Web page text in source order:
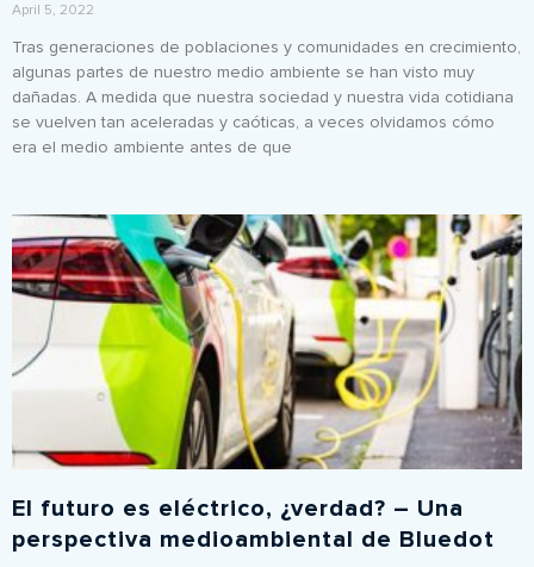
April 5, 2022
Tras generaciones de poblaciones y comunidades en crecimiento,
algunas partes de nuestro medio ambiente se han visto muy
dañadas. A medida que nuestra sociedad y nuestra vida cotidiana
se vuelven tan aceleradas y caóticas, a veces olvidamos cómo
era el medio ambiente antes de que
El futuro es eléctrico, ¿verdad? – Una
perspectiva medioambiental de Bluedot